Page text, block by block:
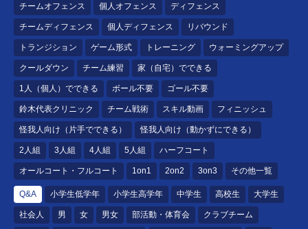
チームオフェンス 個人オフェンス ディフェンス
チームディフェンス 個人ディフェンス リバウンド
トランジション ゲーム形式 トレーニング ウォーミングアップ
クールダウン チーム練習 家（自宅）でできる
1人（個人）でできる ボール不要 ゴール不要
鈴木代表クリニック チーム戦術 スキル動画 フィニッシュ
怪我人向け（片手でできる） 怪我人向け（動かずにできる）
2人組 3人組 4人組 5人組 ハーフコート
オールコート・フルコート 1on1 2on2 3on3 その他一覧
Q&A 小学生低学年 小学生高学年 中学生 高校生 大学生
社会人 男 女 男女 部活動・体育会 クラブチーム